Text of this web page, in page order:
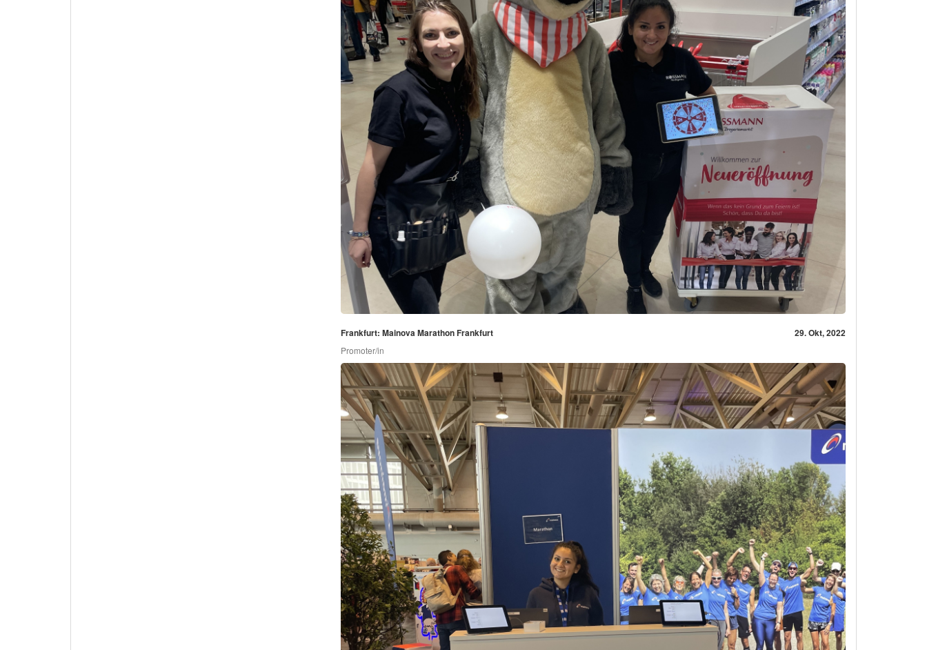
Frankfurt: Mainova Marathon Frankfurt 29. Okt, 2022
Promoter/in